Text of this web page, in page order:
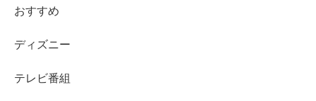
おすすめ
ディズニー
テレビ番組